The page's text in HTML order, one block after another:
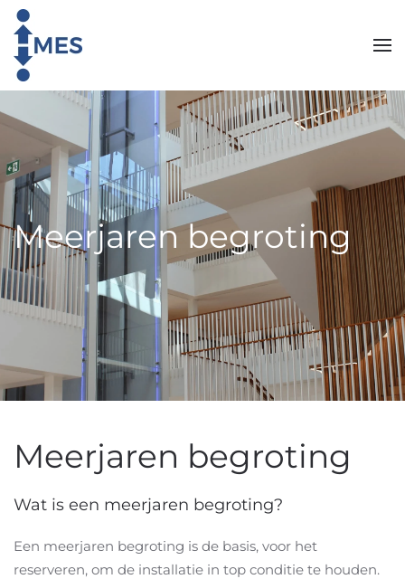
Skip to main content
Meerjaren begroting
Meerjaren begroting
Wat is een meerjaren begroting?
Een meerjaren begroting is de basis, voor het
reserveren, om de installatie in top conditie te houden.